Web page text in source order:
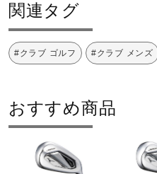
関連タグ
#クラブ ゴルフ #クラブ メンズ
おすすめ商品